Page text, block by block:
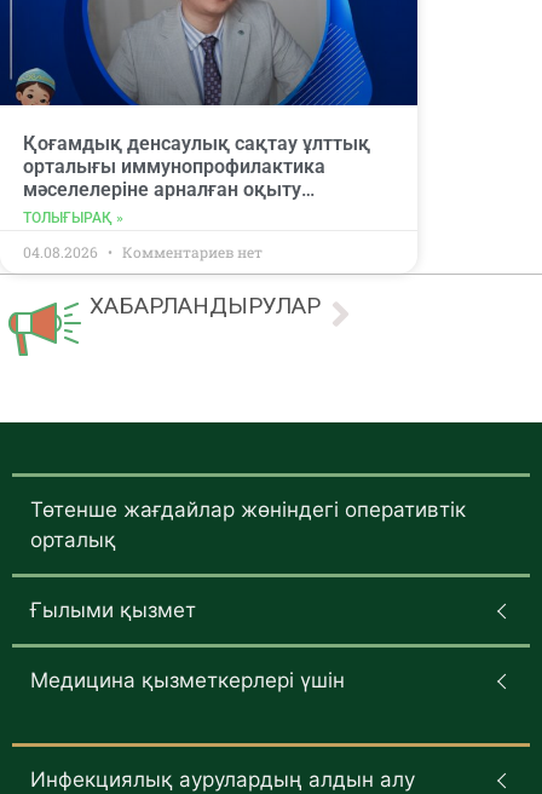
Қоғамдық денсаулық сақтау ұлттық
орталығы иммунопрофилактика
мәселелеріне арналған оқыту
вебинарына қатысуға шақырады.
ТОЛЫҒЫРАҚ »
04.08.2026 Комментариев нет
ХАБАРЛАНДЫРУЛАР
Төтенше жағдайлар жөніндегі оперативтік
орталық
Ғылыми қызмет
Медицина қызметкерлері үшін
Инфекциялық аурулардың алдын алу